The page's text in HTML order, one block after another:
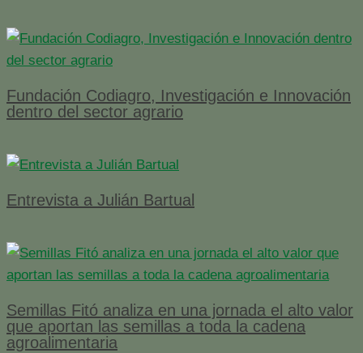
Fundación Codiagro, Investigación e Innovación
dentro del sector agrario
Entrevista a Julián Bartual
Semillas Fitó analiza en una jornada el alto valor
que aportan las semillas a toda la cadena
agroalimentaria